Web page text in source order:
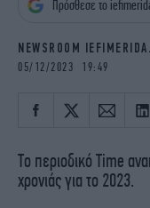
iBOOKS
MEDIA
NEWSLETTER
Πρόσθεσε το
NEWSROOM
05/12/2023 19:49
Το περιοδικό Time
χρονιάς για το 2023.